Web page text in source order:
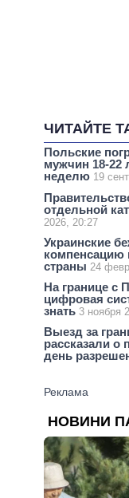
ЧИТАЙТЕ
Польские
мужчин 18-22
неделю 19
отдельной
2026, 20:27
Украинские
компенсацию
страны 24
На границе с
цифровая
знать 3 ноября
Выезд за
рассказали о
день